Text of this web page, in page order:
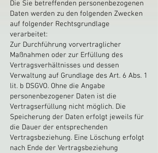
Die Sie betreffenden personenbezogenen
Daten werden zu den folgenden Zwecken
auf folgender Rechtsgrundlage
verarbeitet:
Zur Durchführung vorvertraglicher
Maßnahmen oder zur Erfüllung des
Vertragsverhältnisses und dessen
Verwaltung auf Grundlage des Art. 6 Abs. 1
lit. b DSGVO. Ohne die Angabe
personenbezogener Daten ist die
Vertragserfüllung nicht möglich. Die
Speicherung der Daten erfolgt jeweils für
die Dauer der entsprechenden
Vertragsbeziehung. Eine Löschung erfolgt
nach Ende der Vertragsbeziehung